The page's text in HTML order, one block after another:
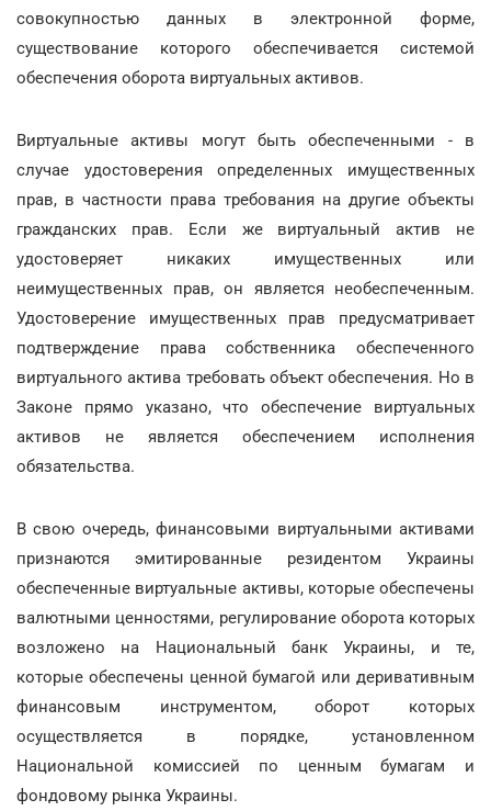
совокупностью данных в электронной форме,
существование которого обеспечивается системой
обеспечения оборота виртуальных активов.
Виртуальные активы могут быть обеспеченными - в
случае удостоверения определенных имущественных
прав, в частности права требования на другие объекты
гражданских прав. Если же виртуальный актив не
удостоверяет никаких имущественных или
неимущественных прав, он является необеспеченным.
Удостоверение имущественных прав предусматривает
подтверждение права собственника обеспеченного
виртуального актива требовать объект обеспечения. Но в
Законе прямо указано, что обеспечение виртуальных
активов не является обеспечением исполнения
обязательства.
В свою очередь, финансовыми виртуальными активами
признаются эмитированные резидентом Украины
обеспеченные виртуальные активы, которые обеспечены
валютными ценностями, регулирование оборота которых
возложено на Национальный банк Украины, и те,
которые обеспечены ценной бумагой или деривативным
финансовым инструментом, оборот которых
осуществляется в порядке, установленном
Национальной комиссией по ценным бумагам и
фондовому рынка Украины.